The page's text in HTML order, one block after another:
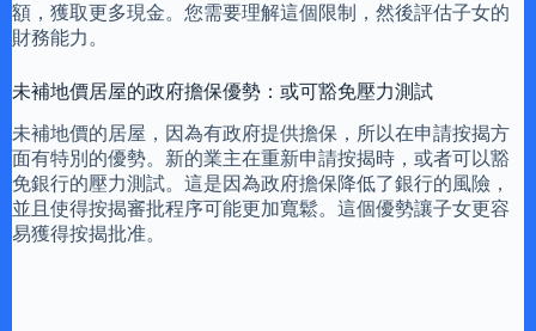
額，獲取更多現金。您需要理解這個限制，然後評估子女的
財務能力。
未補地價居屋的政府擔保優勢：或可豁免壓力測試
未補地價的居屋，因為有政府提供擔保，所以在申請按揭方
面有特別的優勢。新的業主在重新申請按揭時，或者可以豁
免銀行的壓力測試。這是因為政府擔保降低了銀行的風險，
並且使得按揭審批程序可能更加寬鬆。這個優勢讓子女更容
易獲得按揭批准。